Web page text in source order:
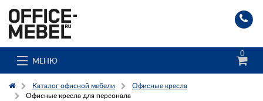
МЕНЮ
0
Каталог офисной мебели
Офисные кресла
Офисные кресла для персонала